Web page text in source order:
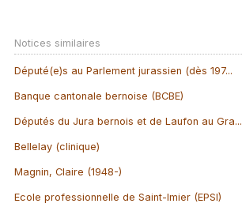
Notices similaires
Député(e)s au Parlement jurassien (dès 197...
Banque cantonale bernoise (BCBE)
Députés du Jura bernois et de Laufon au Gra...
Bellelay (clinique)
Magnin, Claire (1948-)
Ecole professionnelle de Saint-Imier (EPSI)